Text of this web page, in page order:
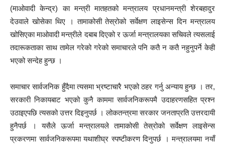
(माओवादी केन्द्र) का मन्त्री मातहतको मन्त्रालय प्रधानमन्त्री शेरबहादुर
देउवाले खोसेका थिए । तामाकोसी तेस्रोको सर्वेक्षण लाइसेन्स दिन मन्त्रालय
खोसिएका माओवादी मन्त्रीले दबाब दिएको र ऊर्जा मन्त्रालयका सचिवले त्यसलाई
तदारूकताका साथ तामेल गरेको गरेको समाचारले पनि कतै न कतै नहुनुपर्ने केही
भएको सन्देह हुन्छ ।
समाचार सार्वजनिक हुँदैमा त्यसमा भ्रष्टाचारै भएको ठहर गर्नु अन्याय हुन्छ । तर,
सरकारी निकायबाट भएको कुनै काममा सार्वजनिकरूपमै उदाहरणसहित प्रश्न
उठाइएपछि त्यसको उत्तर दिइनुपर्छ । लोकतन्त्रमा सरकार जनताप्रति उत्तरदायी
हुनैपर्छ । यसैले ऊर्जा मन्त्रालयले तामाकोसी तेस्रोको सर्वेक्षण लाइसेन्स
प्रकरणमा सार्वजनिकरूपमा यथाशीघ्र स्पष्टीकरण दिनुपर्छ । मन्त्रालयमा नयाँ